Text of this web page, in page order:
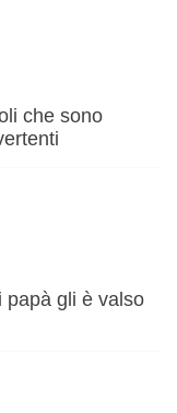
che sono
papà gli è valso